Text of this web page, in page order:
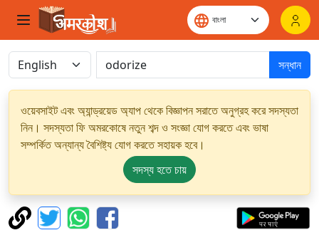
সন্ধান
ওয়েবসাইট এবং অ্যান্ড্রয়েড অ্যাপ থেকে বিজ্ঞাপন সরাতে অনুগ্রহ করে সদস্যতা
নিন। সদস্যতা ফি অমরকোষে নতুন শব্দ ও সংজ্ঞা যোগ করতে এবং ভাষা
সম্পর্কিত অন্যান্য বৈশিষ্ট্য যোগ করতে সহায়ক হবে।
সদস্য হতে চায়